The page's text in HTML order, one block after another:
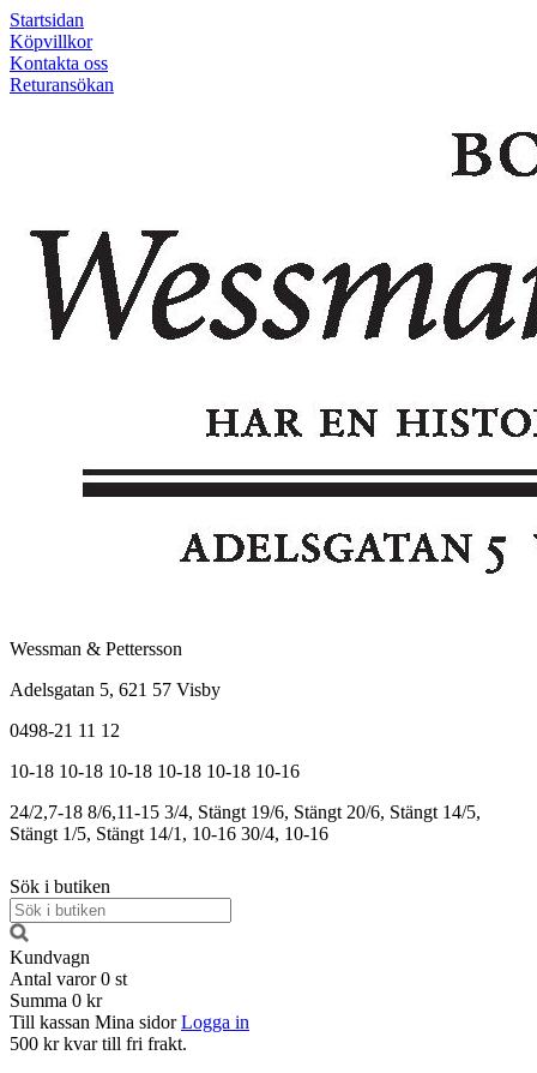
Startsidan
Köpvillkor
Kontakta oss
Returansökan
Wessman & Pettersson
Adelsgatan 5, 621 57 Visby
0498-21 11 12
10-18 10-18 10-18 10-18 10-18 10-16
24/2,7-18 8/6,11-15 3/4, Stängt 19/6, Stängt 20/6, Stängt 14/5,
Stängt 1/5, Stängt 14/1, 10-16 30/4, 10-16
Sök i butiken
Kundvagn
Antal varor 0 st
Summa 0 kr
Till kassan Mina sidor Logga in
500 kr kvar till fri frakt.